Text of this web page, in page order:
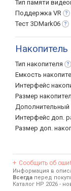
Тип памяти
Поддержка VR
Тест 3DMark06
Накопитель
Тип накопителя
Емкость
Интерфейс
Размер
Дополнительный
Интерфейс доп.
Размер доп.
Сообщить об
Информация в
Всегда перед
Каталог HP 2026 -